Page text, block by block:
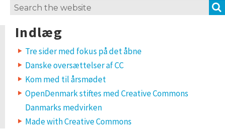
Search
Indlæg
Tre sider med fokus på det åbne
Danske oversættelser af CC
Kom med til årsmødet
OpenDenmark stiftes med Creative Commons
Danmarks medvirken
Made with Creative Commons